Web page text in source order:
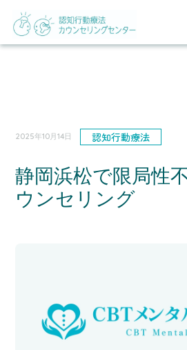
2025年10月14日 認知行動療法
静岡浜松で限局性
ウンセリング